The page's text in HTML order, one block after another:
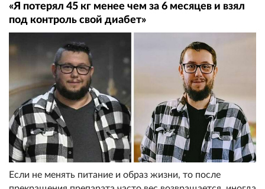
«Я потерял 45 кг менее чем за 6 месяцев и взял
под контроль свой диабет»
Если не менять питание и образ жизни, то после